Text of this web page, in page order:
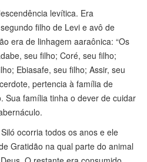
levítica. Era
filho de Levi e avô de
era de linhagem aaraônica: “Os
seu filho; Coré, seu filho;
Ebiasafe, seu filho; Assir, seu
pertencia à família de
Sua família tinha o dever de cuidar
ocorria todos os anos e ele
Gratidão na qual parte do animal